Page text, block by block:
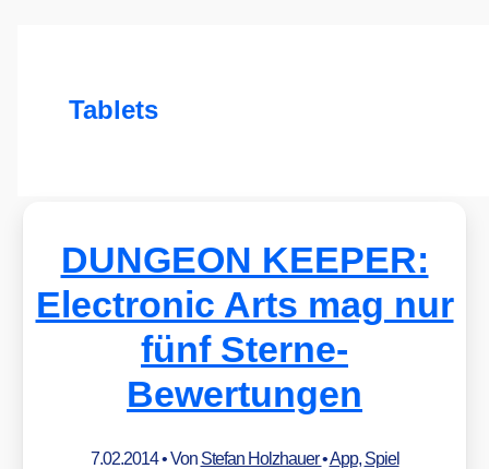
Tablets
DUNGEON KEEPER:
Electronic Arts mag nur
fünf Sterne-
Bewertungen
7.02.2014• Von Stefan Holzhauer•App, Spiel